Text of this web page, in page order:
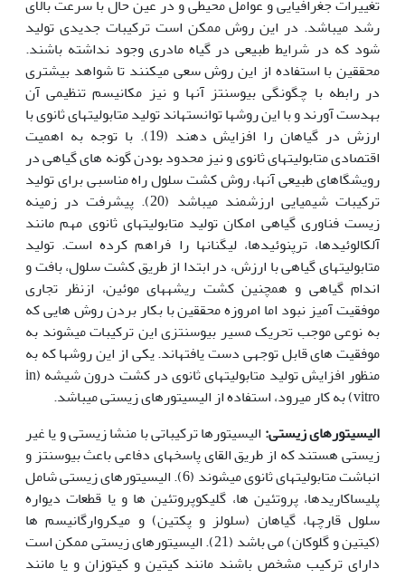
رشد می‎باشد. در این روش ممکن است ترکیبات جدیدی تولید
شود که در شرایط طبیعی در گیاه مادری وجود نداشته باشند.
محققین با استفاده از این روش سعی می­کنند تا شواهد بیشتری
در رابطه با چگونگی بیوسنتز آن‎ها و نیز مکانیسم تنظیمی آن
به‎دست آورند و با این روش‎ها توانسته­اند تولید متابولیت‎های ثانوی با
ارزش در گیاهان را افزایش دهند (19). با توجه به اهمیت
اقتصادی متابولیتهای ثانوی و نیز محدود بودن گونه های گیاهی در
رویشگاهای طبیعی آن‎ها، روش کشت سلول راه مناسبی برای تولید
ترکیبات شیمیایی ارزشمند می‎باشد (20). پیشرفت در زمینه
زیست فناوری گیاهی امکان تولید متابولیت‎های ثانوی مهم مانند
آلکالوئیدها، ترپنوئیدها، لیگنان‎ها را فراهم کرده است. تولید
متابولیت‎های گیاهی با ارزش، در ابتدا از طریق کشت سلول، بافت و
اندام گیاهی و همچنین کشت ریشه‎های موئین، ازنظر تجاری
موفقیت آمیز نبود اما امروزه محققین با بکار بردن روش هایی که
به نوعی موجب تحریک مسیر بیوسنتزی این ترکیبات می‎شوند به
موفقیت های قابل توجهی دست یافته‎اند. یکی از این روش‎ها که به
منظور افزایش تولید متابولیت‎های ثانوی در کشت درون شیشه (in
vitro) به کار می‎رود، استفاده از الیسیتورهای زیستی می‎باشد.
الیسیتورهای زیستی: الیسیتورها ترکیباتی با منشا زیستی و یا غیر
زیستی هستند که از طریق القای پاسخ‎های دفاعی باعث بیوسنتز و
انباشت متابولیت‎های ثانوی می‎شوند (6). الیسیتورهای زیستی شامل
پلی‎ساکاریدها، پروتئین ها، گلیکوپروتئین ها و یا قطعات دیواره
سلول قارچ‎ها، گیاهان (سلولز و پکتین) و میکرو‎ارگانیسم ها
(کیتین و گلوکان) می باشد (21). الیسیتورهای زیستی ممکن است
دارای ترکیب مشخص باشند مانند کیتین و کیتوزان و یا مانند